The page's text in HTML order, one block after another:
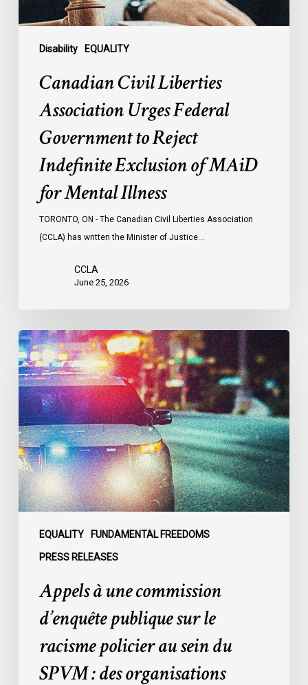
Disability EQUALITY
Indefinite
Exclusion
Mental
Illness
Canadian Civil Liberties
Association Urges Federal
Government to Reject
Indefinite Exclusion of MAiD
for Mental Illness
TORONTO, ON - The Canadian Civil Liberties Association
(CCLA) has written the Minister of Justice…
CCLA
June 25, 2026
EQUALITY FUNDAMENTAL FREEDOMS
PRESS RELEASES
Appels
à
une
commission
d’enquête
publique
sur
le
racisme
policier
organisations
demandent
comptes
Appels à une commission
d’enquête publique sur le
racisme policier au sein du
SPVM : des organisations